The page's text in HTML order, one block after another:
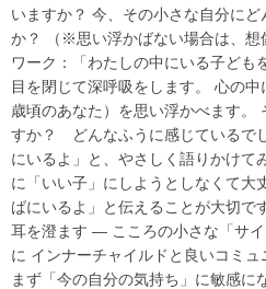
いますか？ 今、その小さな自分に
か？ （※思い浮かばない場合は、想
ワーク：「わたしの中にいる子ども
目を閉じて深呼吸をします。 心の
歳頃のあなた）を思い浮かべます。
すか？ どんなふうに感じているで
にいるよ」と、やさしく語りかけて
に「いい子」にしようとしなくて大
ばにいるよ」と伝えることが大切で
耳を澄ます ― こころの小さな「サ
に インナーチャイルドと良いコミュ
まず「今の自分の気持ち」に敏感に